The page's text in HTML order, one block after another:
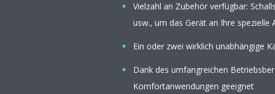
Vielzahl an Zubehör verfügbar:
usw., um das Gerät an Ihre spezielle
Ein oder zwei wirklich unabhängige
Dank des umfangreichen
Komfortanwendungen geeignet